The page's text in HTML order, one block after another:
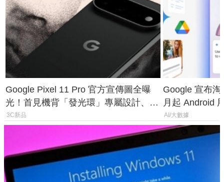
Google Pixel 11 Pro 官方宣傳圖全曝
光！首見機背「發光環」專屬設計、
120 倍變焦挑戰攝影極限
3C新品
Google 宣布
月起 Android
AI/大數據